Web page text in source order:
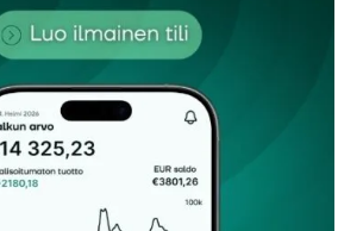
ei julkaista.Pakolliset
*